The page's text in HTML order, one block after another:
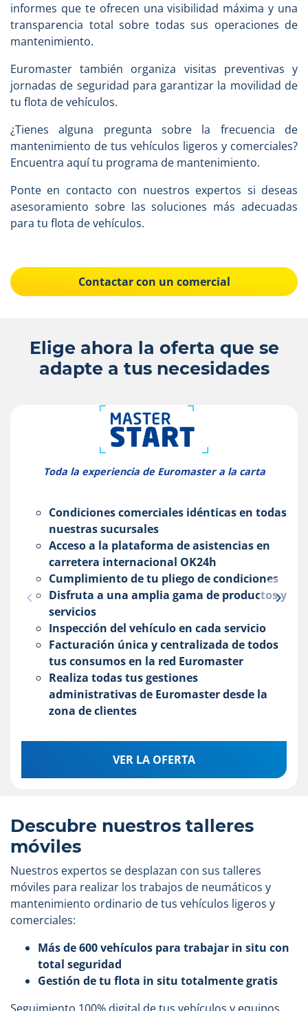
informes que te ofrecen una visibilidad máxima y una
transparencia total sobre todas sus operaciones de
mantenimiento.
Euromaster también organiza visitas preventivas y
jornadas de seguridad para garantizar la movilidad de
tu flota de vehículos.
¿Tienes alguna pregunta sobre la frecuencia de
mantenimiento de tus vehículos ligeros y comerciales?
Encuentra aquí tu programa de mantenimiento.
Ponte en contacto con nuestros expertos si deseas
asesoramiento sobre las soluciones más adecuadas
para tu flota de vehículos.
Contactar con un comercial
Elige ahora la oferta que se
adapte a tus necesidades
Toda la experiencia de Euromaster a la carta
Condiciones comerciales idénticas en todas
nuestras sucursales
Acceso a la plataforma de asistencias en
carretera internacional OK24h
Cumplimiento de tu pliego de condiciones
Disfruta a una amplia gama de productos y
servicios
Inspección del vehículo en cada servicio
Facturación única y centralizada de todos
tus consumos en la red Euromaster
Realiza todas tus gestiones
administrativas de Euromaster desde la
zona de clientes
VER LA OFERTA
Descubre nuestros talleres
móviles
Nuestros expertos se desplazan con sus talleres
móviles para realizar los trabajos de neumáticos y
mantenimiento ordinario de tus vehículos ligeros y
comerciales:
Más de 600 vehículos para trabajar in situ con
total seguridad
Gestión de tu flota in situ totalmente gratis